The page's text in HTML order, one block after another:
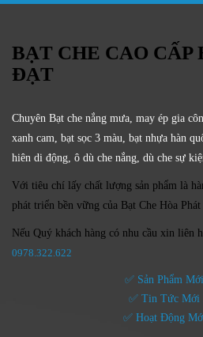
BẠT CHE CAO CẤP
ĐẠT
Chuyên Bạt che nắng mưa, may ép gia
xanh cam, bạt sọc 3 màu, bạt nhựa hàn
hiên di động, ô dù che nắng, dù che sự
Với tiêu chí lấy chất lượng sản phẩm là
phát triển bền vững của Bạt Che Hòa Phát
Nếu Quý khách hàng có nhu cầu xin liên
0978.322.622
✅ Sản Phẩm
✅ Tin Tức Mới
✅ Hoạt Động